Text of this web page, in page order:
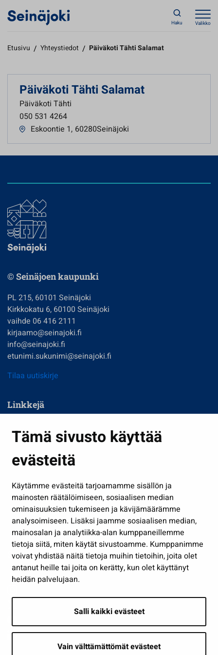
Tämä sivusto käyttää
evästeitä
Käytämme evästeitä tarjoamamme sisällön ja
mainosten räätälöimiseen, sosiaalisen median
ominaisuuksien tukemiseen ja kävijämäärämme
analysoimiseen. Lisäksi jaamme sosiaalisen median,
mainosalan ja analytiikka-alan kumppaneillemme
tietoja siitä, miten käytät sivustoamme. Kumppanimme
voivat yhdistää näitä tietoja muihin tietoihin, joita olet
antanut heille tai joita on kerätty, kun olet käyttänyt
heidän palvelujaan.
Salli kaikki evästeet
Vain välttämättömät evästeet
Haku Valikko
Etusivu / Yhteystiedot / Päiväkoti Tähti Salamat
Päiväkoti Tähti Salamat
Päiväkoti Tähti
050 531 4264
Eskoontie 1, 60280Seinäjoki
© Seinäjoen kaupunki
PL 215, 60101 Seinäjoki
Kirkkokatu 6, 60100 Seinäjoki
vaihde 06 416 2111
kirjaamo@seinajoki.fi
info@seinajoki.fi
etunimi.sukunimi@seinajoki.fi
Tilaa uutiskirje
Linkkejä
Kasvatus ja opetus
Kulttuuri ja liikunta
Työ ja yrittäminen
Osallistu ja asioi
Näytä omat evästeasetukseni
Seuraa meitä